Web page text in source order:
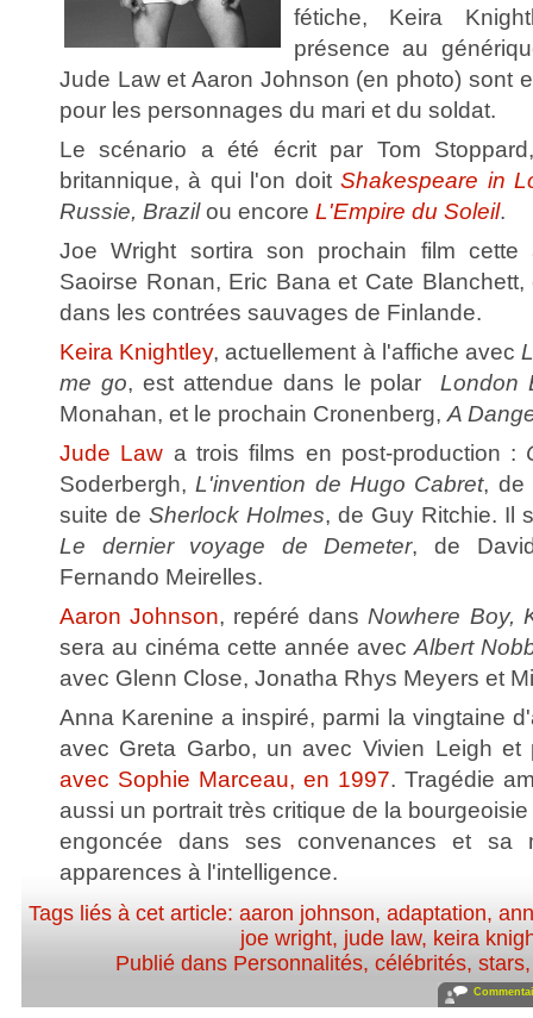
fétiche, Keira
présence au
Jude Law et Aaron Johnson (en photo) sont
pour les personnages du mari et du soldat.
Le scénario a été écrit par Tom
britannique, à qui l'on doitShakespeare in
Russie, Brazilou encore L'Empire du Soleil.
Joe Wright sortira son prochain film
Saoirse Ronan, Eric Bana et Cate
dans les contrées sauvages de Finlande.
Keira Knightley, actuellement à l'affiche avec
me go, est attendue dans le polarLondon
Monahan, et le prochain Cronenberg, A
Jude Law a trois films en post-production :
Soderbergh,L'invention de Hugo Cabret, de
suite de Sherlock Holmes, de Guy Ritchie. Il
Le dernier voyage de Demeter, de
Fernando Meirelles.
Aaron Johnson, repéré dansNowhere Boy,
sera au cinéma cette année avec Albert
avec Glenn Close, Jonatha Rhys Meyers et
Anna Karenine a inspiré, parmi la vingtaine
avec Greta Garbo, un avec Vivien Leigh et
avec Sophie Marceau, en 1997. Tragédie
aussi un portrait très critique de la
engoncée dans ses convenances et sa
apparences à l'intelligence.
Tags liés à cet article: aaron johnson, adaptation,
joe wright, jude law, keira
Publié dans Personnalités, célébrités, stars